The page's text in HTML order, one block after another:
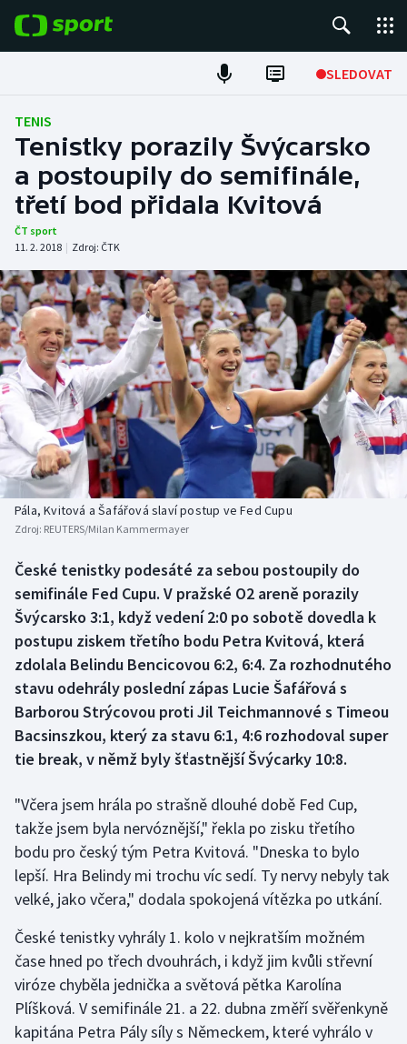
SLEDOVAT
Fotbal
Hokej
Tenis
Atletika
Cyklistika
DALŠÍ SPORTY
Americký fotbal
Baseball a softbal
Basketbal
Biatlon
Box
Curling
Dostihy
Florbal
Futsal
Golf
Gymnastika
Házená
Jezdectví
Judo
Krasobruslení
NEPŘEHLÉDNĚTE
Soutěže
Historické návraty
Aplikace ČT sport
TENIS
Tenistky porazily Švýcarsko
a postoupily do semifinále,
třetí bod přidala Kvitová
ČT sport
11. 2. 2018 | Zdroj: ČTK
Pála, Kvitová a Šafářová slaví postup ve Fed Cupu
Zdroj: REUTERS/Milan Kammermayer
České tenistky podesáté za sebou postoupily do
semifinále Fed Cupu. V pražské O2 areně porazily
Švýcarsko 3:1, když vedení 2:0 po sobotě dovedla k
postupu ziskem třetího bodu Petra Kvitová, která
zdolala Belindu Bencicovou 6:2, 6:4. Za rozhodnutého
stavu odehrály poslední zápas Lucie Šafářová s
Barborou Strýcovou proti Jil Teichmannové s Timeou
Bacsinszkou, který za stavu 6:1, 4:6 rozhodoval super
tie break, v němž byly šťastnější Švýcarky 10:8.
"Včera jsem hrála po strašně dlouhé době Fed Cup,
takže jsem byla nervóznější," řekla po zisku třetího
bodu pro český tým Petra Kvitová. "Dneska to bylo
lepší. Hra Belindy mi trochu víc sedí. Ty nervy nebyly tak
velké, jako včera," dodala spokojená vítězka po utkání.
České tenistky vyhrály 1. kolo v nejkratším možném
čase hned po třech dvouhrách, i když jim kvůli střevní
viróze chyběla jednička a světová pětka Karolína
Plíšková. V semifinále 21. a 22. dubna změří svěřenkyně
kapitána Petra Pály síly s Německem, které vyhrálo v